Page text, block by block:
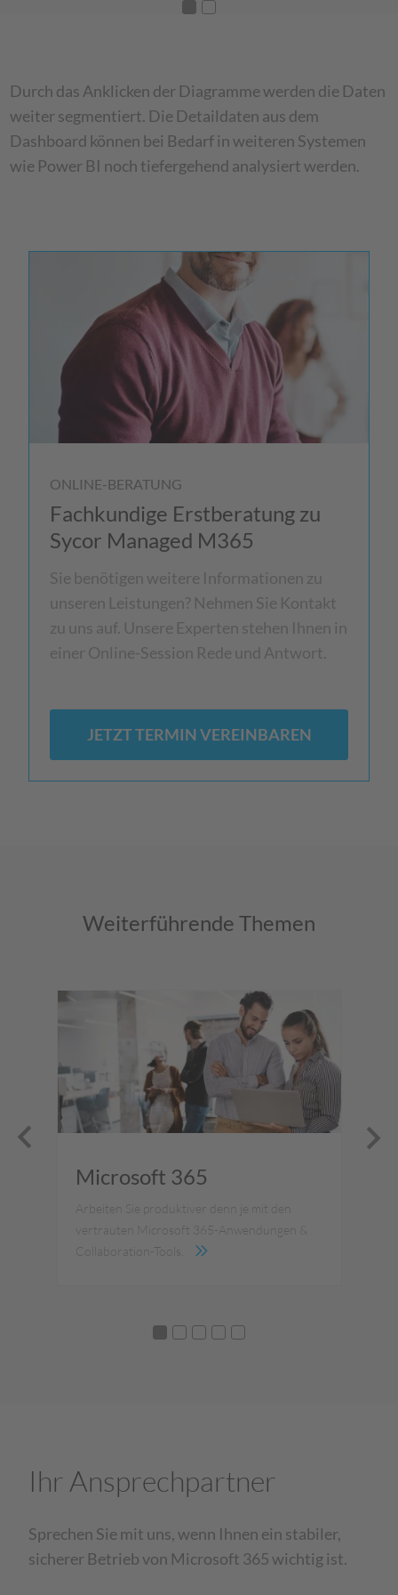
Durch das Anklicken der Diagramme werden die Daten
weiter segmentiert. Die Detaildaten aus dem
Dashboard können bei Bedarf in weiteren Systemen
wie Power BI noch tiefergehend analysiert werden.
ONLINE-BERATUNG
Fachkundige Erstberatung zu
Sycor Managed M365
Sie benötigen weitere Informationen zu
unseren Leistungen? Nehmen Sie Kontakt
zu uns auf. Unsere Experten stehen Ihnen in
einer Online-Session Rede und Antwort.
JETZT TERMIN VEREINBAREN
Weiterführende Themen
Microsoft 365
Arbeiten Sie produktiver denn je mit den
vertrauten Microsoft 365-Anwendungen &
Collaboration-Tools.
Ihr Ansprechpartner
Sprechen Sie mit uns, wenn Ihnen ein stabiler,
sicherer Betrieb von Microsoft 365 wichtig ist.